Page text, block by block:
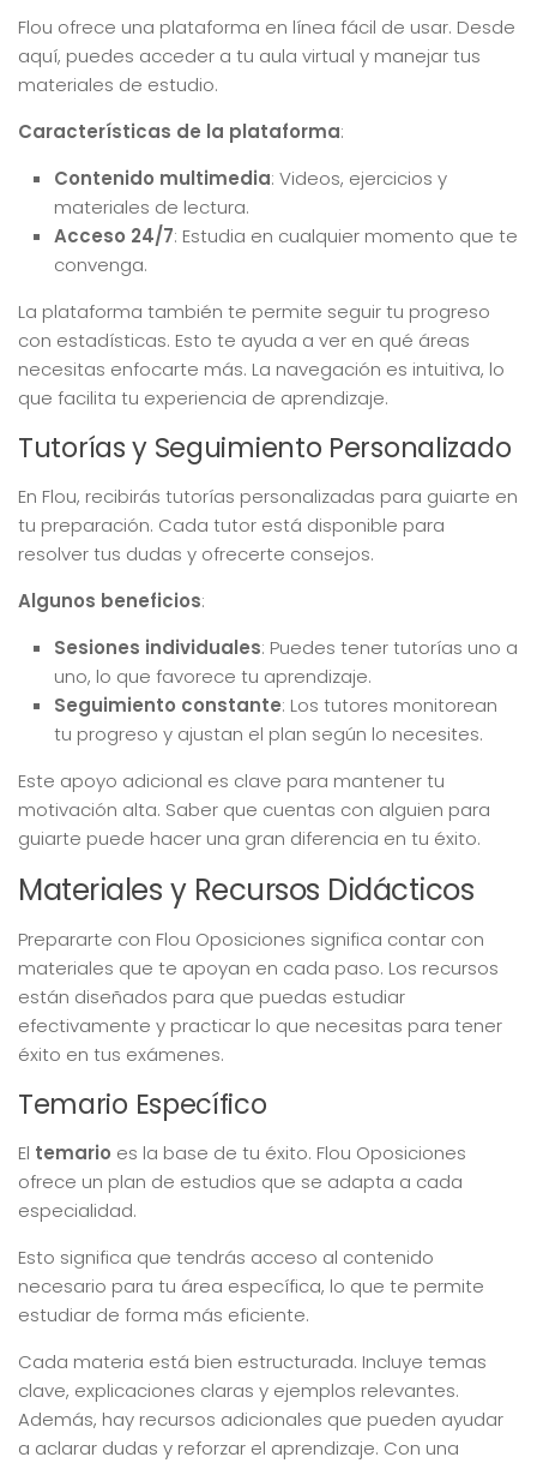
Flou ofrece una plataforma en línea fácil de usar. Desde
aquí, puedes acceder a tu aula virtual y manejar tus
materiales de estudio.
Características de la plataforma:
Contenido multimedia: Videos, ejercicios y
materiales de lectura.
Acceso 24/7: Estudia en cualquier momento que te
convenga.
La plataforma también te permite seguir tu progreso
con estadísticas. Esto te ayuda a ver en qué áreas
necesitas enfocarte más. La navegación es intuitiva, lo
que facilita tu experiencia de aprendizaje.
Tutorías y Seguimiento Personalizado
En Flou, recibirás tutorías personalizadas para guiarte en
tu preparación. Cada tutor está disponible para
resolver tus dudas y ofrecerte consejos.
Algunos beneficios:
Sesiones individuales: Puedes tener tutorías uno a
uno, lo que favorece tu aprendizaje.
Seguimiento constante: Los tutores monitorean
tu progreso y ajustan el plan según lo necesites.
Este apoyo adicional es clave para mantener tu
motivación alta. Saber que cuentas con alguien para
guiarte puede hacer una gran diferencia en tu éxito.
Materiales y Recursos Didácticos
Prepararte con Flou Oposiciones significa contar con
materiales que te apoyan en cada paso. Los recursos
están diseñados para que puedas estudiar
efectivamente y practicar lo que necesitas para tener
éxito en tus exámenes.
Temario Específico
El temario es la base de tu éxito. Flou Oposiciones
ofrece un plan de estudios que se adapta a cada
especialidad.
Esto significa que tendrás acceso al contenido
necesario para tu área específica, lo que te permite
estudiar de forma más eficiente.
Cada materia está bien estructurada. Incluye temas
clave, explicaciones claras y ejemplos relevantes.
Además, hay recursos adicionales que pueden ayudar
a aclarar dudas y reforzar el aprendizaje. Con una